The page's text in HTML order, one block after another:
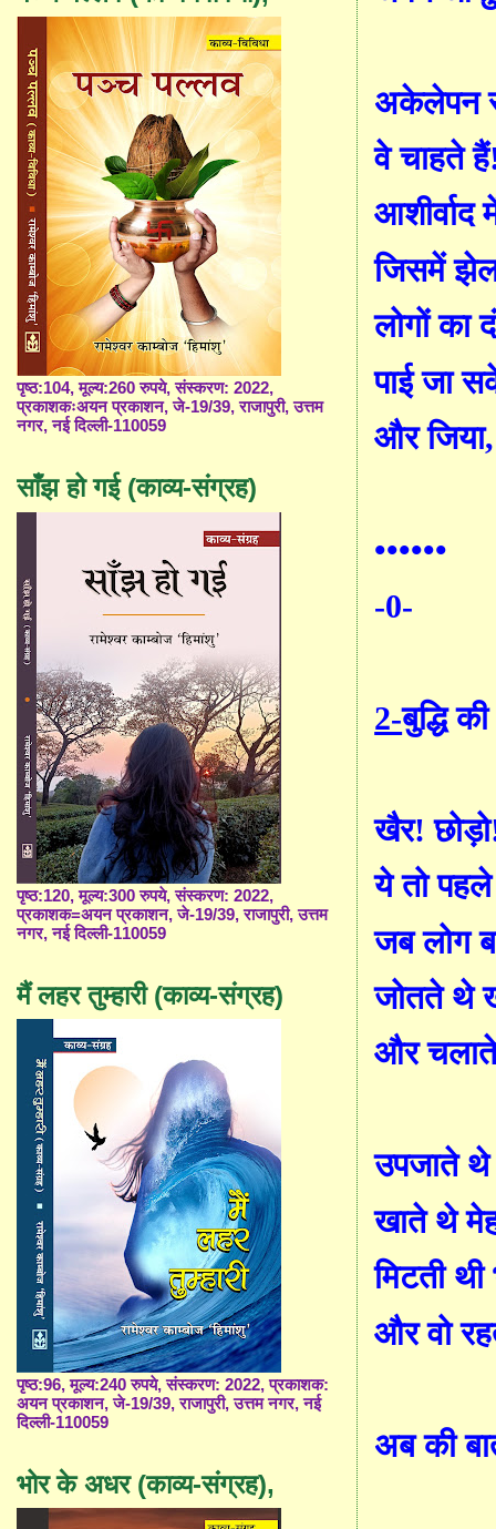
अकेलेपन
वेचाहते
जिसमें झे
लोगों का
पाईजा
और जिया
••••••
-0-
2-बुद्धि की
खैर!
ये तो
जब लोग
जोतते थे
और
उपजाते
खाते थे
मिटती
और वो
अब की
पृष्ठ:104, मूल्य:260 रुपये, संस्करण: 2022,
प्रकाशकःअयन प्रकाशन, जे-19/39, राजापुरी, उत्तम
नगर, नई दिल्ली-110059
साँझ हो गई (काव्य-संग्रह)
पृष्ठ:120, मूल्य:300 रुपये, संस्करण: 2022,
प्रकाशक=अयन प्रकाशन, जे-19/39, राजापुरी, उत्तम
नगर, नई दिल्ली-110059
मैं लहर तुम्हारी (काव्य-संग्रह)
पृष्ठ:96, मूल्य:240 रुपये, संस्करण: 2022, प्रकाशक:
अयन प्रकाशन, जे-19/39, राजापुरी, उत्तम नगर, नई
दिल्ली-110059
भोर के अधर (काव्य-संग्रह),